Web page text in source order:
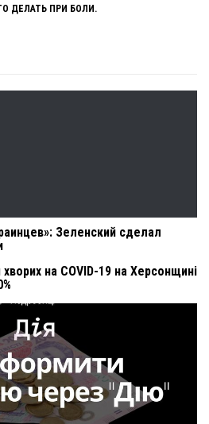
ДЕЛАТЬ ПРИ БОЛИ.
Зеленский сделал
на COVID-19 на Херсонщині